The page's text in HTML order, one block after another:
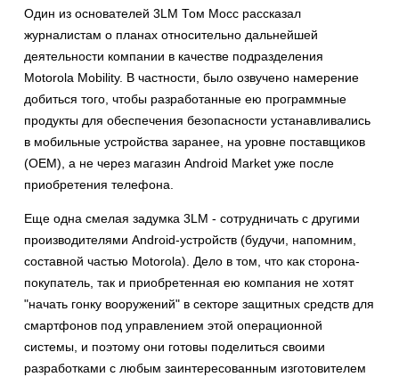
Один из основателей 3LM Том Мосс рассказал
журналистам о планах относительно дальнейшей
деятельности компании в качестве подразделения
Motorola Mobility. В частности, было озвучено намерение
добиться того, чтобы разработанные ею программные
продукты для обеспечения безопасности устанавливались
в мобильные устройства заранее, на уровне поставщиков
(OEM), а не через магазин Android Market уже после
приобретения телефона.
Еще одна смелая задумка 3LM - сотрудничать с другими
производителями Android-устройств (будучи, напомним,
составной частью Motorola). Дело в том, что как сторона-
покупатель, так и приобретенная ею компания не хотят
"начать гонку вооружений" в секторе защитных средств для
смартфонов под управлением этой операционной
системы, и поэтому они готовы поделиться своими
разработками с любым заинтересованным изготовителем